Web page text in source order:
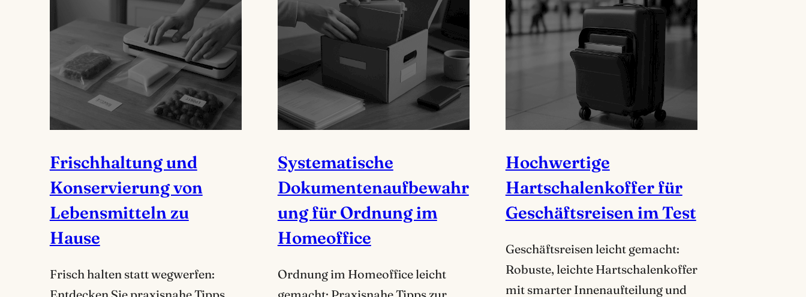
Frischhaltung und
Konservierung von
Lebensmitteln zu
Hause
Frisch halten statt wegwerfen:
Systematische
Dokumentenaufbewahr
ung für Ordnung im
Homeoffice
Ordnung im Homeoffice leicht
Hochwertige
Hartschalenkoffer für
Geschäftsreisen im Test
Geschäftsreisen leicht gemacht:
Robuste, leichte Hartschalenkoffer
mit smarter Innenaufteilung und